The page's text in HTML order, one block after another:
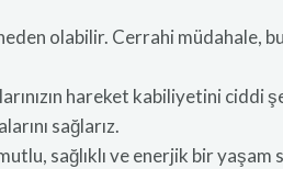
olabilir. Cerrahi müdahale, bu
hareket kabiliyetini ciddi
sağlarız.
sağlıklı ve enerjik bir yaşam